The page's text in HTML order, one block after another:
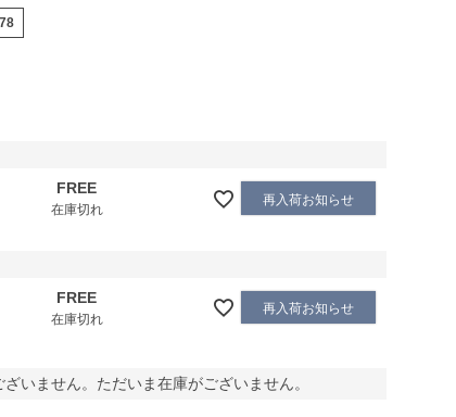
FREE
在庫切れ
再入荷お知らせ
FREE
在庫切れ
再入荷お知らせ
ざいません。ただいま在庫がございません。